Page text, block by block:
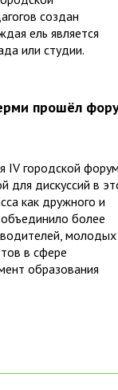
создан
ель является
или студии.
прошёл
IV городской
для дискуссий в
как дружного и
более
молодых
в сфере
образования